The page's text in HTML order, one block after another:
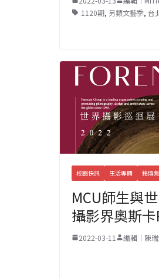
1120期, 另類文藝季, 台
校園快訊 生活專欄 銘傳
MCU師生與
攝影界奧斯
2022-03-11 編輯｜陳